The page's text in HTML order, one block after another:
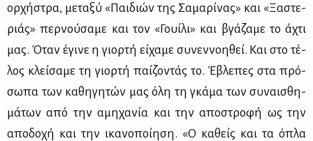
ορ­χή­στρα, με­τα­ξύ «Παι­διών της Σα­μα­ρί­νας» και «Ξα­στε­
ριάς» περ­νού­σα­με και τον «Γουί­λι» και βγά­ζα­με το άχτι
μας. Όταν έγι­νε η γιορ­τή εί­χα­με συ­νεν­νοη­θεί. Και στο τέ­
λος κλεί­σα­με τη γιορ­τή παί­ζο­ντάς το. Έβλε­πες στα πρό­
σω­πα των κα­θη­γη­τών μας όλη τη γκά­μα των συ­ναι­σθη­
μά­των από την αμη­χα­νία και την απο­στρο­φή ως την
απο­δο­χή και την ικα­νο­ποί­η­ση. «Ο κα­θείς και τα όπλα